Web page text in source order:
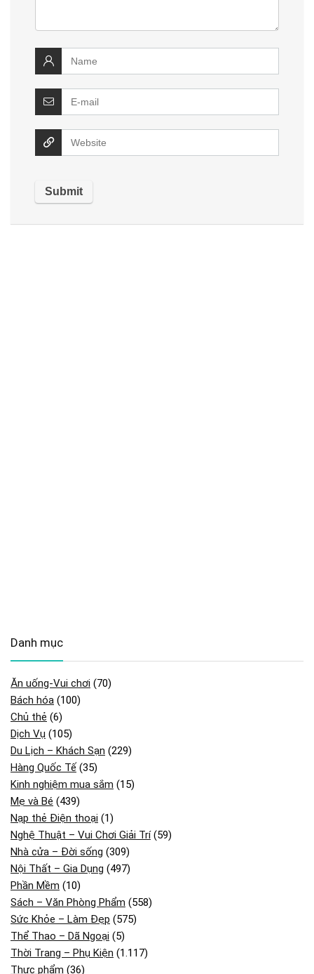
Danh mục
Ăn uống-Vui chơi (70)
Bách hóa (100)
Chủ thẻ (6)
Dịch Vụ (105)
Du Lịch – Khách Sạn (229)
Hàng Quốc Tế (35)
Kinh nghiệm mua sắm (15)
Mẹ và Bé (439)
Nạp thẻ Điện thoại (1)
Nghệ Thuật – Vui Chơi Giải Trí(59)
Nhà cửa – Đời sống (309)
Nội Thất – Gia Dụng (497)
Phần Mềm (10)
Sách – Văn Phòng Phẩm (558)
Sức Khỏe – Làm Đẹp (575)
Thể Thao – Dã Ngoại (5)
Thời Trang – Phụ Kiện (1.117)
Thực phẩm (36)